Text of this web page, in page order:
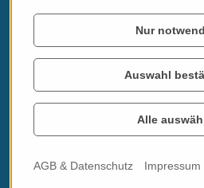
Preise und Termine 2026
Buchbar von Ende März bis Mitte
Programmbeispiel "Ein wenig
Nur
Auswahl
Alle
AGB & Datenschutz Impressum